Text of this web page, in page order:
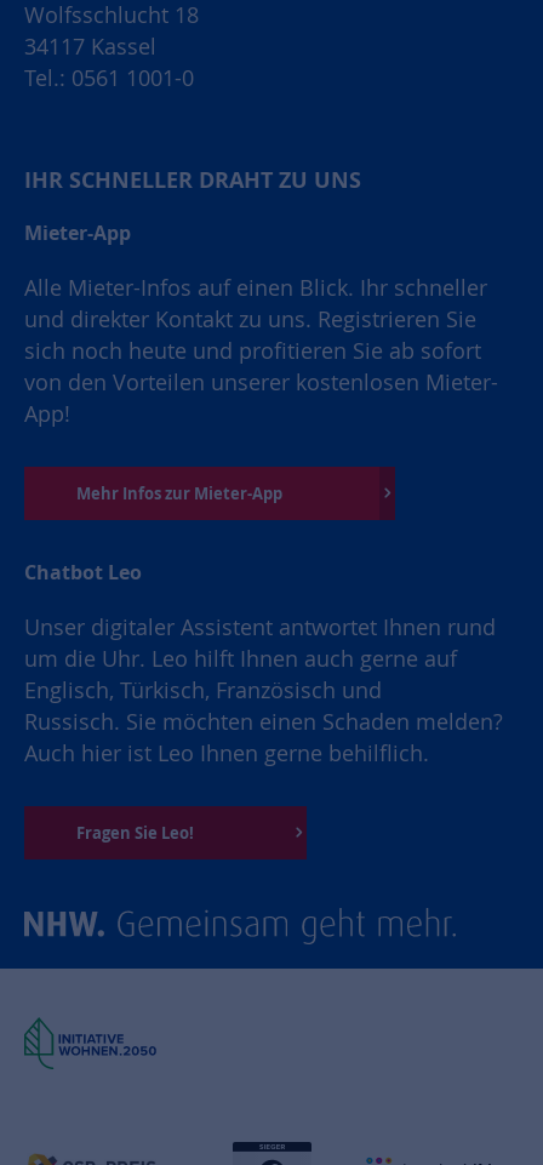
Wolfsschlucht 18
34117 Kassel
Tel.: 0561 1001-0
IHR SCHNELLER DRAHT ZU UNS
Mieter-App
Alle Mieter-Infos auf einen Blick. Ihr schneller
und direkter Kontakt zu uns. Registrieren Sie
sich noch heute und profitieren Sie ab sofort
von den Vorteilen unserer kostenlosen Mieter-
App!
Mehr Infos zur Mieter-App
Chatbot Leo
Unser digitaler Assistent antwortet Ihnen rund
um die Uhr. Leo hilft Ihnen auch gerne auf
Englisch, Türkisch, Französisch und
Russisch. Sie möchten einen Schaden melden?
Auch hier ist Leo Ihnen gerne behilflich.
Fragen Sie Leo!